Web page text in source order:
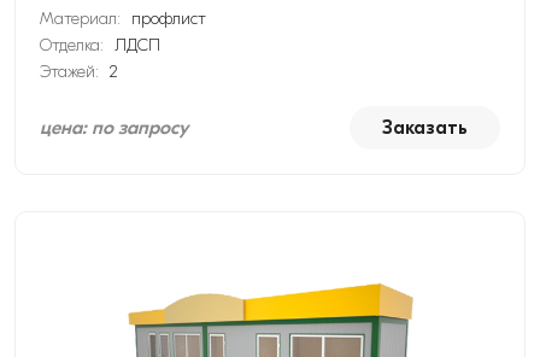
Материал:
профлист
Отделка: ЛДСП
Этажей: 2
цена: по запросу Заказать